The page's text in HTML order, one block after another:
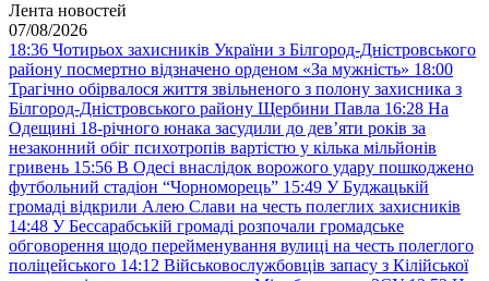
Лента новостей
07/08/2026
18:36 Чотирьох захисників України з Білгород-Дністровського
району посмертно відзначено орденом «За мужність» 18:00
Трагічно обірвалося життя звільненого з полону захисника з
Білгород-Дністровського району Щербини Павла 16:28 На
Одещині 18-річного юнака засудили до дев’яти років за
незаконний обіг психотропів вартістю у кілька мільйонів
гривень 15:56 В Одесі внаслідок ворожого удару пошкоджено
футбольний стадіон “Чорноморець” 15:49 У Буджацькій
громаді відкрили Алею Слави на честь полеглих захисників
14:48 У Бессарабській громаді розпочали громадське
обговорення щодо перейменування вулиці на честь полеглого
поліцейського 14:12 Військовослужбовців запасу з Кілійської